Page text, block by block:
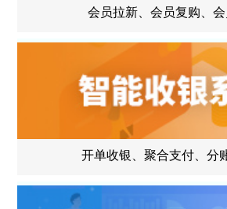
会员拉新、会员复购、
开单收银、聚合支付、分